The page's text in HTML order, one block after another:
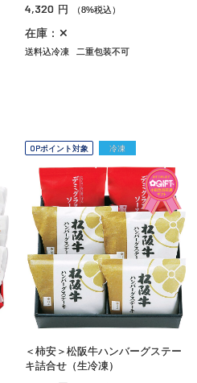
4,320 円 （8%税込）
在庫：✕
送料込冷凍 二重包装不可
OPポイント対象 冷凍
＜柿安＞松阪牛ハンバーグステー
キ詰合せ（生冷凍）